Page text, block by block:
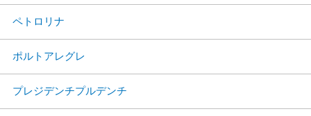
ペトロリナ
ポルトアレグレ
プレジデンチプルデンチ